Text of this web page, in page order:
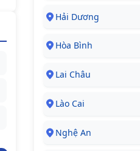
Hải Dương
Hòa Bình
Lai Châu
Lào Cai
Nghệ An